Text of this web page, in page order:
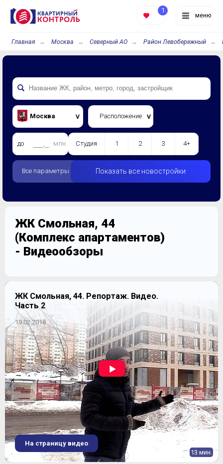
меню
1
Главная Москва Северный АО Район Левобережный
Москва Расположение
до млн. Студия 1 2 3 4+
Все параметры Показать все новостройки
ЖК Смольная, 44
(Комплекс апартаментов)
- Видеообзоры
ЖК Смольная, 44. Репортаж. Видео.
Часть 2
19.02.2018
13 мин.
На страницу видео